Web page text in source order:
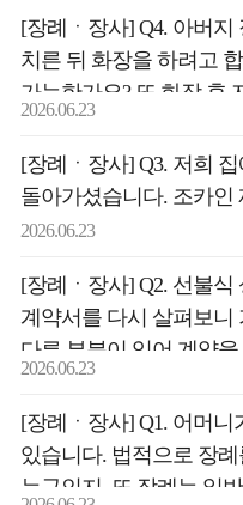
사용기간은 얼마나 되나
[장례ㆍ장사] Q4. 아버
치른 뒤 화장을 하려고
가능한가요? 또 화장 후
곳에나 가능한지, 아버지
같은 유품을 함께 묻어
2026.06.23
[장례ㆍ장사] Q3. 저희
돌아가셨습니다. 조카인
2026.06.23
[장례ㆍ장사] Q2. 선불식
계약서를 다시 살펴보니
다른 부분이 있어 계약
경우 일정 기간 안에 청
2026.06.23
[장례ㆍ장사] Q1. 어머
있습니다. 법적으로 장
누구인지, 또 장례는 일